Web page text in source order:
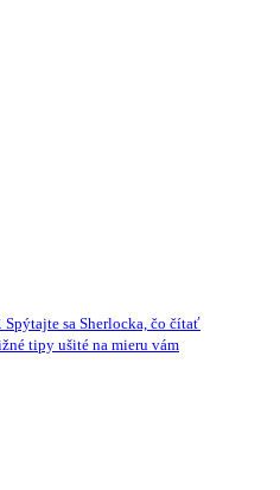
Spýtajte sa Sherlocka, čo čítať
tipy ušité na mieru vám